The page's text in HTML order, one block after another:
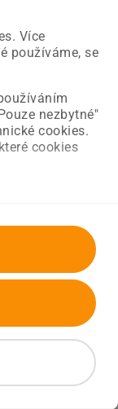
Více
používáme, se
nezbytné"
cookies.
cookies
opravujeme.
stránku.
strana